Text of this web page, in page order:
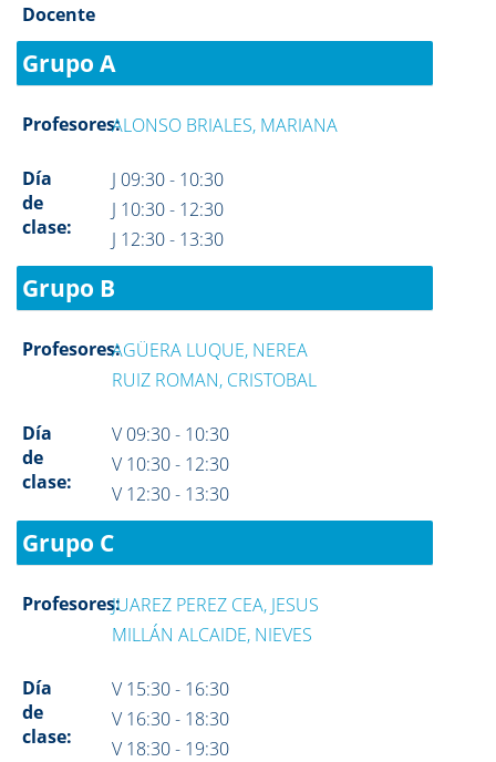
Docente
Grupo A
Profesores:ALONSO BRIALES, MARIANA
Día
de
clase:
J 09:30 - 10:30
J 10:30 - 12:30
J 12:30 - 13:30
Grupo B
Profesores:AGÜERA LUQUE, NEREA
RUIZ ROMAN, CRISTOBAL
Día
de
clase:
V 09:30 - 10:30
V 10:30 - 12:30
V 12:30 - 13:30
Grupo C
Profesores:JUAREZ PEREZ CEA, JESUS
MILLÁN ALCAIDE, NIEVES
Día
de
clase:
V 15:30 - 16:30
V 16:30 - 18:30
V 18:30 - 19:30